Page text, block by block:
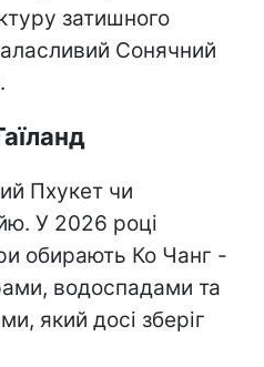
затишного
Сонячний
Пхукет чи
У 2026 році
обирають Ко Чанг -
водоспадами та
який досі зберіг